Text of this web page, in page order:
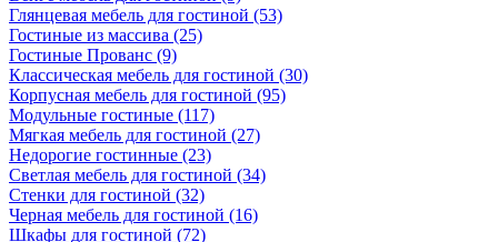
Глянцевая мебель для гостиной (53)
Гостиные из массива (25)
Гостиные Прованс (9)
Классическая мебель для гостиной (30)
Корпусная мебель для гостиной (95)
Модульные гостиные (117)
Мягкая мебель для гостиной (27)
Недорогие гостинные (23)
Светлая мебель для гостиной (34)
Стенки для гостиной (32)
Черная мебель для гостиной (16)
Шкафы для гостиной (72)